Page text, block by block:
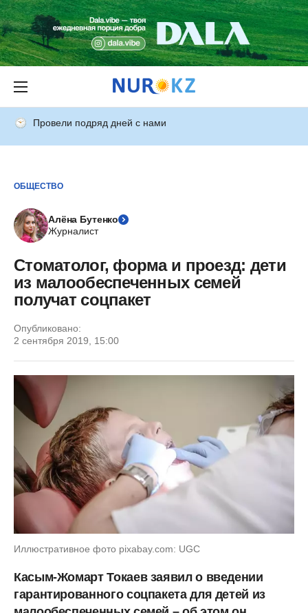
Провели подряд дней с нами
ОБЩЕСТВО
Алёна Бутенко
Журналист
Стоматолог, форма и проезд: дети
из малообеспеченных семей
получат соцпакет
Опубликовано:
2 сентября 2019, 15:00
Иллюстративное фото pixabay.com: UGC
Касым-Жомарт Токаев заявил о введении
гарантированного соцпакета для детей из